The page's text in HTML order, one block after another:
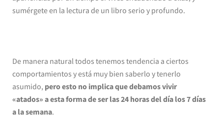
sumérgete en la lectura de un libro serio y profundo.
De manera natural todos tenemos tendencia a ciertos
comportamientos y está muy bien saberlo y tenerlo
asumido, pero esto no implica que debamos vivir
«atados» a esta forma de ser las 24 horas del día los 7 días
a la semana.